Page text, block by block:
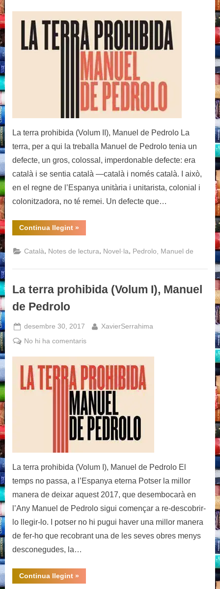
prohibida
(Volum
II),
Manuel
de
Pedrolo
La terra prohibida (Volum II), Manuel de Pedrolo La
terra, per a qui la treballa Manuel de Pedrolo tenia un
defecte, un gros, colossal, imperdonable defecte: era
català i se sentia català —català i només català. I això,
en el regne de l’Espanya unitària i unitarista, colonial i
colonitzadora, no té remei. Un defecte que…
Continua llegint“La
terra
(Volum
II),
de
»
Català, Notes de lectura, Novel·la, Pedrolo, Manuel de
La terra prohibida (Volum I), Manuel
de Pedrolo
Posted
on
desembre 30, 2017 By
XavierSerrahima
No hi ha comentarisa
terra
prohibida
(Volum
I),
Manuel
de
Pedrolo
La terra prohibida (Volum I), Manuel de Pedrolo El
temps no passa, a l’Espanya eterna Potser la millor
manera de deixar aquest 2017, que desembocarà en
l’Any Manuel de Pedrolo sigui començar a re-descobrir-
lo llegir-lo. I potser no hi pugui haver una millor manera
de fer-ho que recobrant una de les seves obres menys
desconegudes, la…
Continua llegint“La
terra
»